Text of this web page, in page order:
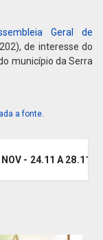
Geral de
de interesse do
município da Serra
a fonte.
- 24.11 A